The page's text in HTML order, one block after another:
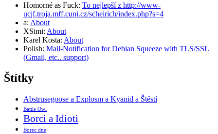
Homorné as Fuck: To nejlepší z http://www-
ucjf.troja.mff.cuni.cz/scheirich/index.php?s=4
a: About
XSimi: About
Karel Kosta: About
Polish: Mail-Notification for Debian Squeeze with TLS/SSL
(Gmail, etc.. support)
Štítky
Abstrusegoose a Explosm a Kyanid a Štěstí
Battle Owl
Borci a Idioti
Borec dne